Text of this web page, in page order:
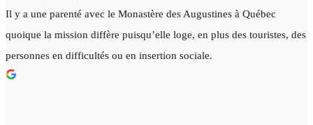
Il y a une parenté avec le Monastère des Augustines à Québec
quoique la mission diffère puisqu’elle loge, en plus des touristes, des
personnes en difficultés ou en insertion sociale.